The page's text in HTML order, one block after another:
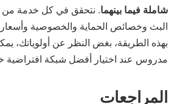
شاملة فيما بينهما. نتحقق في كل خدمة من
البث وخصائص الحماية والخصوصية وأسعار
بهذه الطريقة، بغض النظر عن أولوياتك،
مدروس عند اختيار أفضل شبكة افتراضية
المراجعات